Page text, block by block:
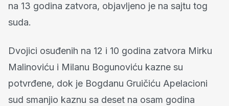
na 13 godina zatvora, objavljeno je na sajtu tog
suda.
Dvojici osuđenih na 12 i 10 godina zatvora Mirku
Malinoviću i Milanu Bogunoviću kazne su
potvrđene, dok je Bogdanu Gruičiću Apelacioni
sud smanjio kaznu sa deset na osam godina